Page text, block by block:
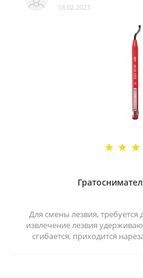
18.02.2023
Для смены лезвия,
извлечение лезвия
сгибается, приходится